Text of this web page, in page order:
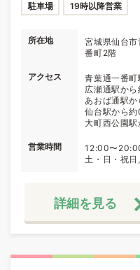
駐車場 19時以降営業
所在地
宮城県仙台
番町2階
アクセス
青葉通一番
広瀬通駅か
あおば通駅
仙台駅から
大町西公園
営業時間
12:00〜
土・日・祝
詳細を見る